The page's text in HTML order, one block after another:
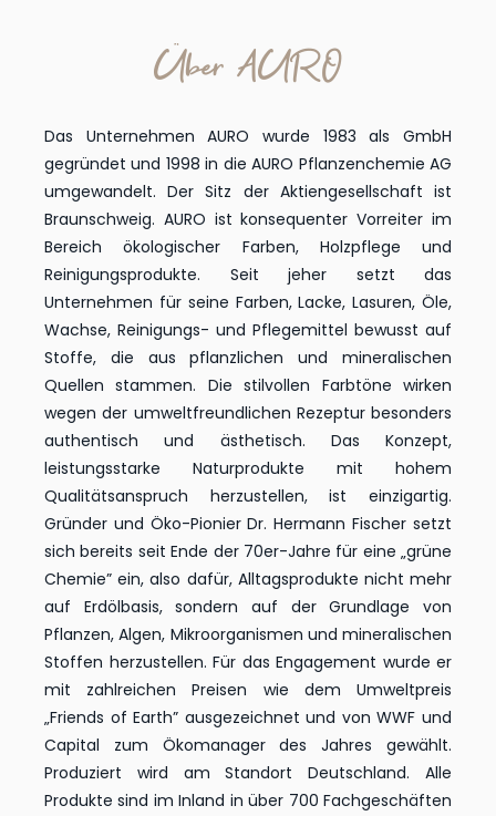
Über AURO
Das Unternehmen AURO wurde 1983 als GmbH
gegründet und 1998 in die AURO Pflanzenchemie AG
umgewandelt. Der Sitz der Aktiengesellschaft ist
Braunschweig. AURO ist konsequenter Vorreiter im
Bereich ökologischer Farben, Holzpflege und
Reinigungsprodukte. Seit jeher setzt das
Unternehmen für seine Farben, Lacke, Lasuren, Öle,
Wachse, Reinigungs- und Pflegemittel bewusst auf
Stoffe, die aus pflanzlichen und mineralischen
Quellen stammen. Die stilvollen Farbtöne wirken
wegen der umweltfreundlichen Rezeptur besonders
authentisch und ästhetisch. Das Konzept,
leistungsstarke Naturprodukte mit hohem
Qualitätsanspruch herzustellen, ist einzigartig.
Gründer und Öko-Pionier Dr. Hermann Fischer setzt
sich bereits seit Ende der 70er-Jahre für eine „grüne
Chemie” ein, also dafür, Alltagsprodukte nicht mehr
auf Erdölbasis, sondern auf der Grundlage von
Pflanzen, Algen, Mikroorganismen und mineralischen
Stoffen herzustellen. Für das Engagement wurde er
mit zahlreichen Preisen wie dem Umweltpreis
„Friends of Earth” ausgezeichnet und von WWF und
Capital zum Ökomanager des Jahres gewählt.
Produziert wird am Standort Deutschland. Alle
Produkte sind im Inland in über 700 Fachgeschäften